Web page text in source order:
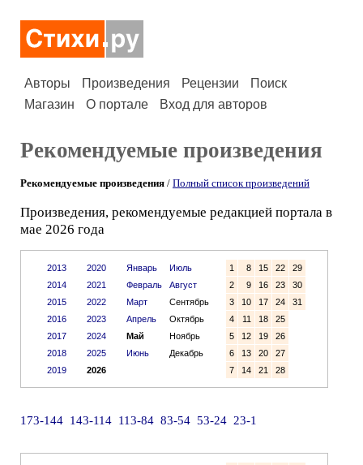
Авторы Произведения Рецензии
Поиск
Магазин
О портале Вход для авторов
Рекомендуемые произведения
Рекомендуемые произведения / Полный список произведений
Произведения, рекомендуемые редакцией портала в
мае 2026 года
2013
2014
2015
2016
2017
2018
2019
2020
2021
2022
2023
2024
2025
2026
Январь
Июль
Февраль
Август
Март
Сентябрь
Апрель
Октябрь
Май
Ноябрь
Июнь
Декабрь
1 8 15 22
29
2
9 16 23
30
3
10 17 24
31
4
11 18
25
5
12 19
26
6
13 20
27
7
14 21 28
173-144 143-114 113-84 83-54 53-24 23-1